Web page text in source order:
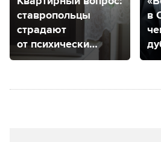
ставропольцы
страдают
от психически
нестабильного
в